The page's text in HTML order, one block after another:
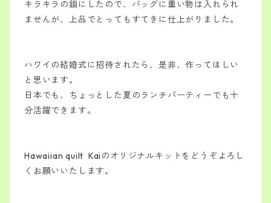
キラキラの鎖にしたので、バッグに重い物は入れられ
ませんが、上品でとってもすてきに仕上がりました。
ハワイの結婚式に招待されたら、是非、作ってほしい
と思います。
日本でも、ちょっとした夏のランチパーティーでも十
分活躍できます。
Hawaiian quilt Kaiのオリジナルキットをどうぞよろし
くお願いいたします。